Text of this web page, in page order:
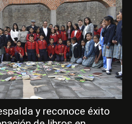
y reconoce éxito